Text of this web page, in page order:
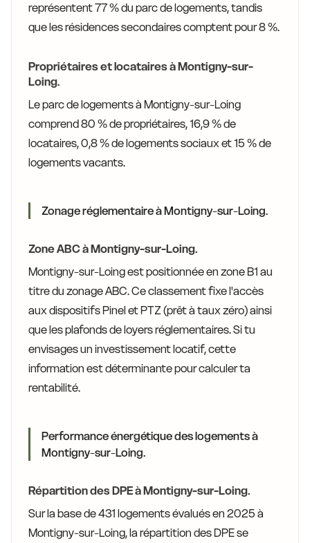
représentent 77 % du parc de logements, tandis
que les résidences secondaires comptent pour 8 %.
Propriétaires et locataires à Montigny-sur-
Loing.
Le parc de logements à Montigny-sur-Loing
comprend 80 % de propriétaires, 16,9 % de
locataires, 0,8 % de logements sociaux et 15 % de
logements vacants.
Zonage réglementaire à Montigny-sur-Loing.
Zone ABC à Montigny-sur-Loing.
Montigny-sur-Loing est positionnée en zone B1 au
titre du zonage ABC. Ce classement fixe l'accès
aux dispositifs Pinel et PTZ (prêt à taux zéro) ainsi
que les plafonds de loyers réglementaires. Si tu
envisages un investissement locatif, cette
information est déterminante pour calculer ta
rentabilité.
Performance énergétique des logements à
Montigny-sur-Loing.
Répartition des DPE à Montigny-sur-Loing.
Sur la base de 431 logements évalués en 2025 à
Montigny-sur-Loing, la répartition des DPE se